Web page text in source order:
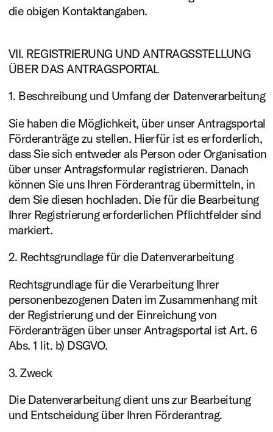
die obigen Kontaktangaben.
VII. REGISTRIERUNG UND ANTRAGSSTELLUNG
ÜBER DAS ANTRAGSPORTAL
1. Beschreibung und Umfang der Datenverarbeitung
Sie haben die Möglichkeit, über unser Antragsportal
Förderanträge zu stellen. Hierfür ist es erforderlich,
dass Sie sich entweder als Person oder Organisation
über unser Antragsformular registrieren. Danach
können Sie uns Ihren Förderantrag übermitteln, in
dem Sie diesen hochladen. Die für die Bearbeitung
Ihrer Registrierung erforderlichen Pflichtfelder sind
markiert.
2. Rechtsgrundlage für die Datenverarbeitung
Rechtsgrundlage für die Verarbeitung Ihrer
personenbezogenen Daten im Zusammenhang mit
der Registrierung und der Einreichung von
Förderanträgen über unser Antragsportal ist Art. 6
Abs. 1 lit. b) DSGVO.
3. Zweck
Die Datenverarbeitung dient uns zur Bearbeitung
und Entscheidung über Ihren Förderantrag.